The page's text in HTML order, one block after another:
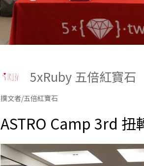
5xRuby 五倍紅寶石
撰文者/五倍紅寶石
ASTRO Camp 3rd